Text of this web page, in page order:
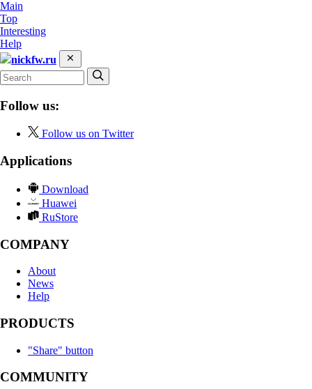
Main
Top
Interesting
Help
nickfw.ru
Follow us:
Follow us on Twitter
Applications
Download
Huawei
RuStore
COMPANY
About
News
Help
PRODUCTS
"Share" button
COMMUNITY